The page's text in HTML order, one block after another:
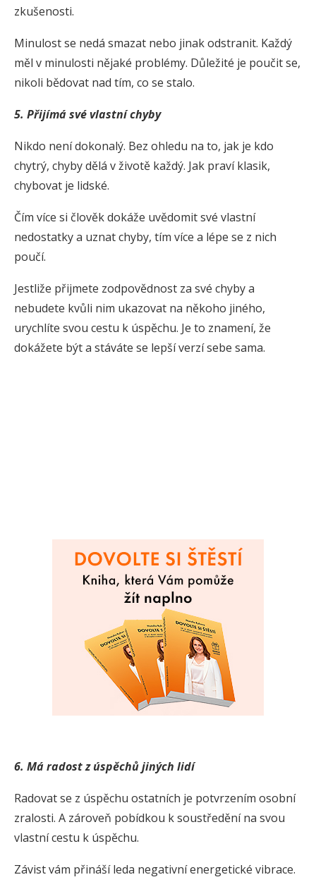
zkušenosti.
Minulost se nedá smazat nebo jinak odstranit. Každý
měl v minulosti nějaké problémy. Důležité je poučit se,
nikoli bědovat nad tím, co se stalo.
5. Přijímá své vlastní chyby
Nikdo není dokonalý. Bez ohledu na to, jak je kdo
chytrý, chyby dělá v životě každý. Jak praví klasik,
chybovat je lidské.
Čím více si člověk dokáže uvědomit své vlastní
nedostatky a uznat chyby, tím více a lépe se z nich
poučí.
Jestliže přijmete zodpovědnost za své chyby a
nebudete kvůli nim ukazovat na někoho jiného,
urychlíte svou cestu k úspěchu. Je to znamení, že
dokážete být a stáváte se lepší verzí sebe sama.
6. Má radost z úspěchů jiných lidí
Radovat se z úspěchu ostatních je potvrzením osobní
zralosti. A zároveň pobídkou k soustředění na svou
vlastní cestu k úspěchu.
Závist vám přináší leda negativní energetické vibrace.